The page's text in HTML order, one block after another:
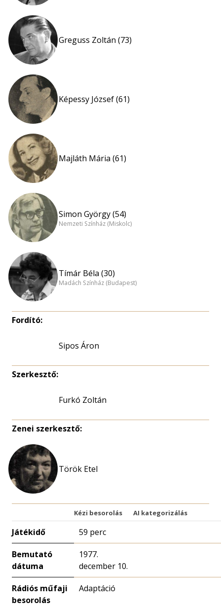
Greguss Zoltán (73)
Képessy József (61)
Majláth Mária (61)
Simon György (54)
Nemzeti Színház (Miskolc)
Tímár Béla (30)
Madách Színház (Budapest)
Fordító:
Sipos Áron
Szerkesztő:
Furkó Zoltán
Zenei szerkesztő:
Török Etel
Kézi besorolás AI kategorizálás
Játékidő 59 perc
Bemutató
dátuma
1977.
december 10.
Rádiós műfaji
besorolás
Adaptáció